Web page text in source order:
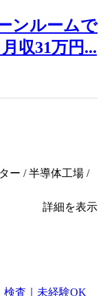
ンルームで
収31万円...
ー / 半導体工場 /
詳細を表示